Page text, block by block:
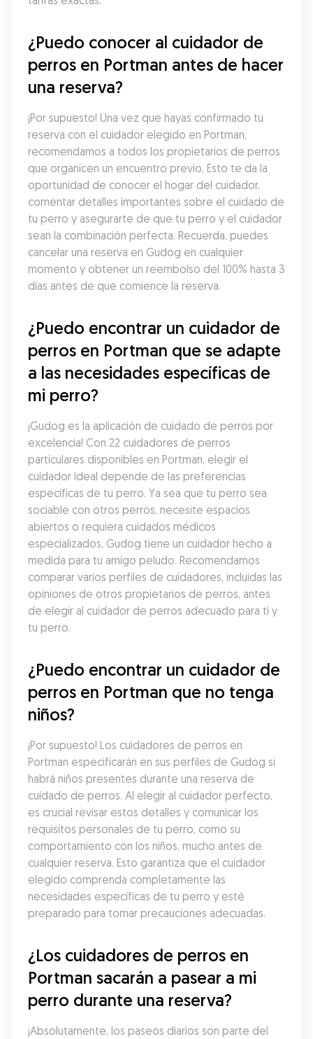
¿Puedo conocer al cuidador de
perros en Portman antes de hacer
una reserva?
¡Por supuesto! Una vez que hayas confirmado tu
reserva con el cuidador elegido en Portman,
recomendamos a todos los propietarios de perros
que organicen un encuentro previo. Esto te da la
oportunidad de conocer el hogar del cuidador,
comentar detalles importantes sobre el cuidado de
tu perro y asegurarte de que tu perro y el cuidador
sean la combinación perfecta. Recuerda, puedes
cancelar una reserva en Gudog en cualquier
momento y obtener un reembolso del 100% hasta 3
días antes de que comience la reserva.
¿Puedo encontrar un cuidador de
perros en Portman que se adapte
a las necesidades específicas de
mi perro?
¡Gudog es la aplicación de cuidado de perros por
excelencia! Con 22 cuidadores de perros
particulares disponibles en Portman, elegir el
cuidador ideal depende de las preferencias
específicas de tu perro. Ya sea que tu perro sea
sociable con otros perros, necesite espacios
abiertos o requiera cuidados médicos
especializados, Gudog tiene un cuidador hecho a
medida para tu amigo peludo. Recomendamos
comparar varios perfiles de cuidadores, incluidas las
opiniones de otros propietarios de perros, antes
de elegir al cuidador de perros adecuado para ti y
tu perro.
¿Puedo encontrar un cuidador de
perros en Portman que no tenga
niños?
¡Por supuesto! Los cuidadores de perros en
Portman especificarán en sus perfiles de Gudog si
habrá niños presentes durante una reserva de
cuidado de perros. Al elegir al cuidador perfecto,
es crucial revisar estos detalles y comunicar los
requisitos personales de tu perro, como su
comportamiento con los niños, mucho antes de
cualquier reserva. Esto garantiza que el cuidador
elegido comprenda completamente las
necesidades específicas de tu perro y esté
preparado para tomar precauciones adecuadas.
¿Los cuidadores de perros en
Portman sacarán a pasear a mi
perro durante una reserva?
¡Absolutamente, los paseos diarios son parte del